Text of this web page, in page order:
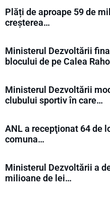
Plăți de aproape 59 de
creșterea…
Ministerul Dezvoltării
blocului de pe Calea
Ministerul Dezvoltării
clubului sportiv în care…
ANL a recepţionat 64 de
comuna…
Ministerul Dezvoltării a
milioane de lei…